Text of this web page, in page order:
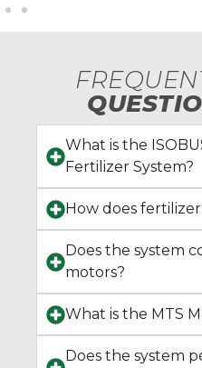
What is the
Fertilizer System?
How does
Does the system
motors?
What is the MTS
Does the system